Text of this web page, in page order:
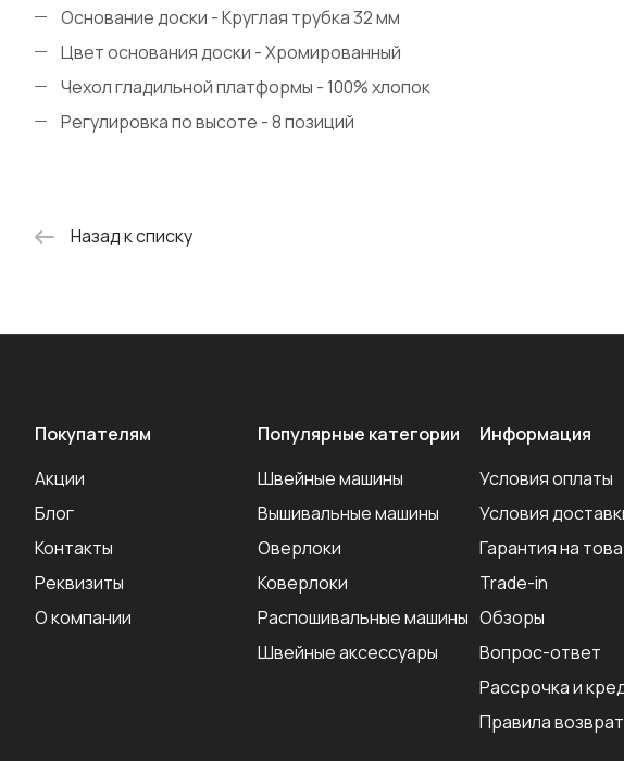
Основание доски - Круглая трубка 32 мм
Цвет основания доски - Хромированный
Чехол гладильной платформы - 100% хлопок
Регулировка по высоте - 8 позиций
Назад к списку
Покупателям
Акции
Блог
Контакты
Реквизиты
О компании
Популярные категории
Швейные машины
Вышивальные машины
Оверлоки
Коверлоки
Распошивальные машины
Швейные аксеcсуары
Информация
Условия оплаты
Условия
Гарантия на
Trade-in
Обзоры
Вопрос-ответ
Рассрочка и
Правила